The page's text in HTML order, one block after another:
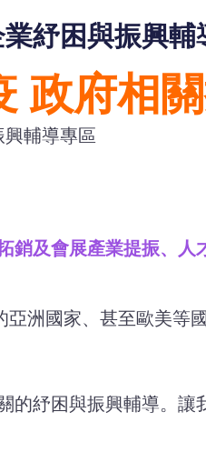
業紓困與振興輔
政府相
銷及會展產業提振、人
洲國家、甚至歐美等
紓困與振興輔導。讓